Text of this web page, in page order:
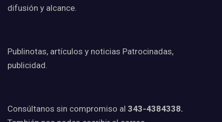
difusión y alcance.
Publinotas, artículos y noticias Patrocinadas,
publicidad.
Consúltanos sin compromiso al 343-4384338.